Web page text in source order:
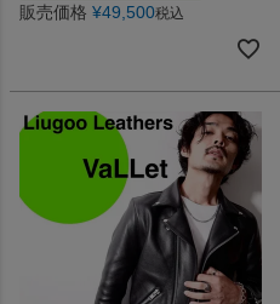
販売価格 ¥49,500税込